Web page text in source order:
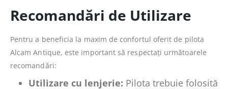
Recomandări de Utilizare
Pentru a beneficia la maxim de confortul oferit de pilota
Alcam Antique, este important să respectați următoarele
recomandări:
Utilizare cu lenjerie: Pilota trebuie folosită